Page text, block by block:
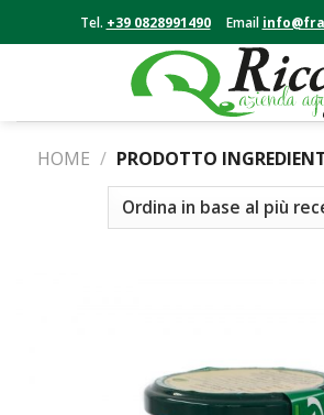
to
Tel. +39 0828991490 Email
HOME / PRODOTTO